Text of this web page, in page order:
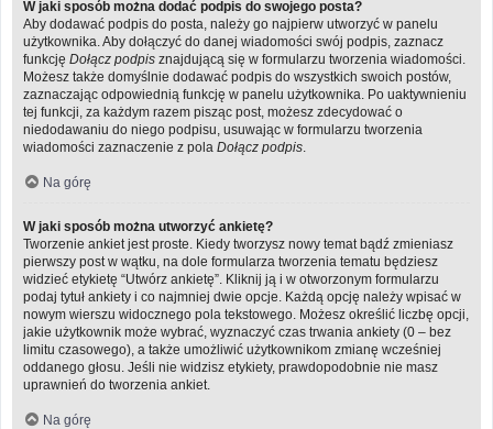
W jaki sposób można dodać podpis do swojego posta?
Aby dodawać podpis do posta, należy go najpierw utworzyć w panelu
użytkownika. Aby dołączyć do danej wiadomości swój podpis, zaznacz
funkcję Dołącz podpis znajdującą się w formularzu tworzenia wiadomości.
Możesz także domyślnie dodawać podpis do wszystkich swoich postów,
zaznaczając odpowiednią funkcję w panelu użytkownika. Po uaktywnieniu
tej funkcji, za każdym razem pisząc post, możesz zdecydować o
niedodawaniu do niego podpisu, usuwając w formularzu tworzenia
wiadomości zaznaczenie z pola Dołącz podpis
Na górę
W jaki sposób można utworzyć ankietę?
Tworzenie ankiet jest proste. Kiedy tworzysz nowy temat bądź zmieniasz
pierwszy post w wątku, na dole formularza tworzenia tematu będziesz
widzieć etykietę “Utwórz ankietę”. Kliknij ją i w otworzonym formularzu
podaj tytuł ankiety i co najmniej dwie opcje. Każdą opcję należy wpisać w
nowym wierszu widocznego pola tekstowego. Możesz określić liczbę opcji,
jakie użytkownik może wybrać, wyznaczyć czas trwania ankiety (0 – bez
limitu czasowego), a także umożliwić użytkownikom zmianę wcześniej
oddanego głosu. Jeśli nie widzisz etykiety, prawdopodobnie nie masz
uprawnień do tworzenia ankiet.
Na górę